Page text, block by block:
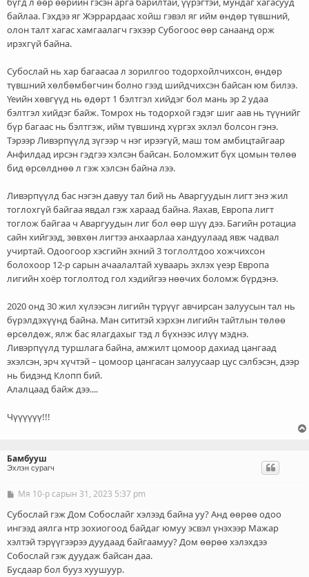
байлаа. Гэхдээ яг Жэррардаас хойш гэвэл яг ийм өндөр түвшний,
олон талт хагас хамгаалагч гэхээр Субогоос өөр санаанд орж
ирэхгүй байна.
Субослай нь хар багаасаа л зорилгоо тодорхойлчихсон, өндөр
түвшний хөлбөмбөгчин болно гээд шийдчихсэн байсан юм билээ.
Үеийн хөвгүүд нь өдөрт 1 бэлтгэл хийдэг бол мань эр 2 удаа
бэлтгэл хийдэг байж. Томрох нь тодорхой гэдэг шиг аав нь түүнийг
бүр багаас нь бэлтгэж, ийм түвшинд хүргэх эхлэл болсон гэнэ.
Тэрээр Ливэрпүүлд зүгээр ч нэг ирээгүй, маш том амбицтайгаар
Анфилдад ирсэн гэдгээ хэлсэн байсан. Боломжит бүх цомын төлөө
бид өрсөлднөө л гэж хэлсэн байна лээ.
Ливэрпүүлд бас нэгэн давуу тал бий нь Аваргуудын лигт энэ жил
тоглохгүй байгаа явдал гэж хараад байна. Яахав, Европа лигт
тоглож байгаа ч Аваргуудын лиг бол өөр шүү дээ. Багийн ротациа
сайн хийгээд, зөвхөн лигтээ анхаарлаа хандуулаад явж чадвал
учиртай. Одоогоор хэсгийн эхний 3 тоглолтдоо хожчихсон
болохоор 12-р сарын ачаалалтай хуваарь эхлэх үеэр Европа
лигийн хоёр тоглолтод гол хэдийгээ нөөчих боломж бүрдэнэ.
2020 онд 30 жил хүлээсэн лигийн түрүүг авчирсан залуусын тал нь
бүрэлдэхүүнд байна. Ман сититэй хэрхэн лигийн тайтлын төлөө
өрсөлдөж, ялж бас ялагдахыг тэд л бүхнээс илүү мэднэ.
Ливэрпүүлд туршлага байна, амжилт цомоор дахиад цангаад
эхэлсэн, эрч хүчтэй – цомоор цангасан залуусаар цус сэлбэсэн, дээр
нь бидэнд Клопп бий.
Алалцаад байж дээ....
Чүүүүүү!!!
Бамбууш
Эхлэн сурагч
Б
ч
э
г
Мя 10-р сарын 31, 2023 5:37 pm
Субослай гэж Дом Собослайг хэлээд байна уу? Анд өөрөө одоо
ингээд аялга нтр зохиогоод байдаг юмуу эсвэл үнэхээр Мажар
хэлтэй тэрүүгээрээ дуудаад байгаамуу? Дом өөрөө хэлэхдээ
Собослай гэж дуудаж байсан даа.
Бусдаар бол бууз хуушуур.